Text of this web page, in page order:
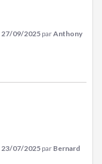
27/09/2025 parAnthony
23/07/2025 par Bernard